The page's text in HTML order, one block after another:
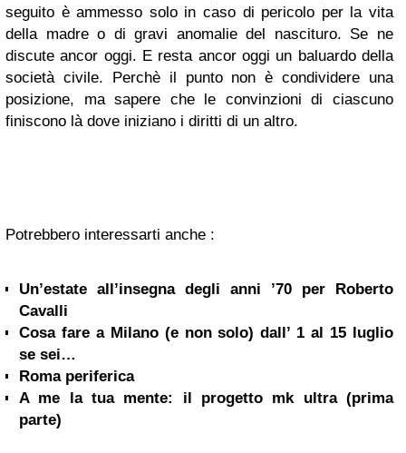
seguito è ammesso solo in caso di pericolo per la vita
della madre o di gravi anomalie del nascituro. Se ne
discute ancor oggi. E resta ancor oggi un baluardo della
società civile. Perchè il punto non è condividere una
posizione, ma sapere che le convinzioni di ciascuno
finiscono là dove iniziano i diritti di un altro.
Potrebbero interessarti anche :
Un’estate all’insegna degli anni ’70 per Roberto
Cavalli
Cosa fare a Milano (e non solo) dall’ 1 al 15 luglio
se sei…
Roma periferica
A me la tua mente: il progetto mk ultra (prima
parte)